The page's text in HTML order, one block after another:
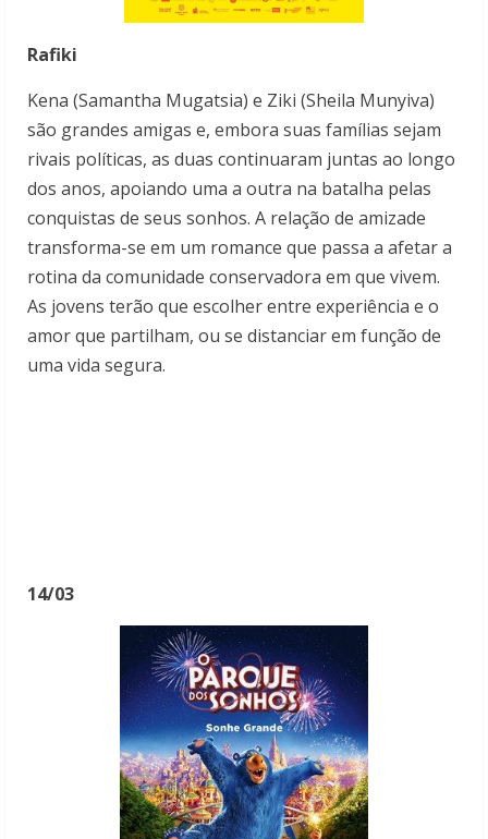
Rafiki
Kena (Samantha Mugatsia) e Ziki (Sheila Munyiva)
são grandes amigas e, embora suas famílias sejam
rivais políticas, as duas continuaram juntas ao longo
dos anos, apoiando uma a outra na batalha pelas
conquistas de seus sonhos. A relação de amizade
transforma-se em um romance que passa a afetar a
rotina da comunidade conservadora em que vivem.
As jovens terão que escolher entre experiência e o
amor que partilham, ou se distanciar em função de
uma vida segura.
14/03